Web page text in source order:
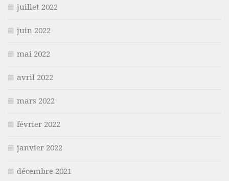
juillet 2022
juin 2022
mai 2022
avril 2022
mars 2022
février 2022
janvier 2022
décembre 2021